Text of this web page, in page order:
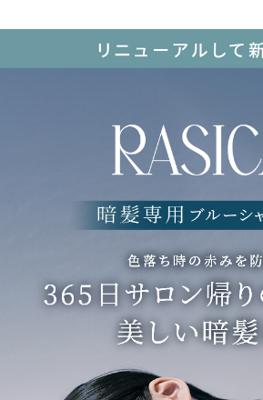
髪内部に浸透。パサパサした毛1本1本がしっとり
繊細濃密泡でしっかり染めながら、しっとりと
1.サロン帰りの染めたてカラーキープ
暗髪カラーゆえの「色落ち時に気になる赤み」を
2.グロスコーティング処方で、なめらかなツヤ髪
髪表面だけではなく内部補修も叶える処方に進化
暗髪が映える美しいツヤを叶えます